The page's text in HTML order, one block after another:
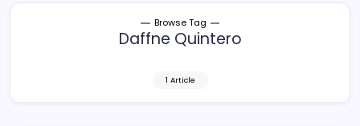
Browse Tag
Daffne Quintero
1 Article